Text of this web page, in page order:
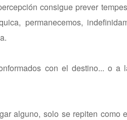
consigue prever
permanecemos,
con el destino... o a
alguno, solo se repiten como